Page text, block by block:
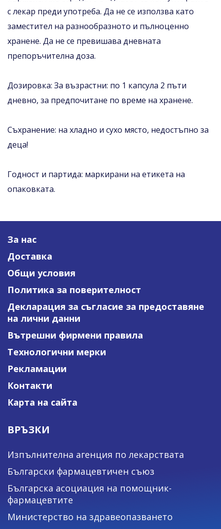
с лекар преди употреба. Да не се използва като
заместител на разнообразното и пълноценно
хранене. Да не се превишава дневната
препоръчителна доза.
Дозировка: За възрастни: по 1 капсула 2 пъти
дневно, за предпочитане по време на хранене.
Съхранение: на хладно и сухо място, недостъпно за
деца!
Годност и партида: маркирани на етикета на
опаковката.
За нас
Доставка
Общи условия
Политика за поверителност
Декларация за съгласие за предоставяне
на лични данни
Вътрешни фирмени правила
Технологични мерки
Рекламации
Контакти
Карта на сайта
ВРЪЗКИ
Изпълнителна агенция по лекарствата
Български фармацевтичен съюз
Българска асоциация на помощник-
фармацевтите
Министерство на здравеопазването